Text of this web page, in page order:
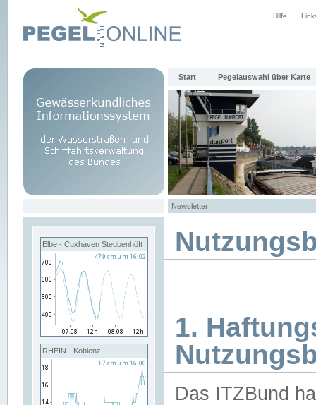
Hilfe
Start Pegelauswahl über Karte
Newsletter
Elbe - Cuxhaven Steubenhöft
RHEIN - Koblenz
1.
Das ITZBund